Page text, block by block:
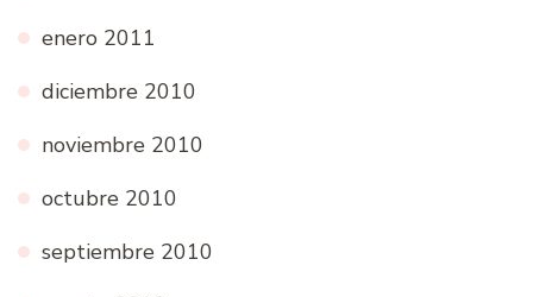
enero 2011
diciembre 2010
noviembre 2010
octubre 2010
septiembre 2010